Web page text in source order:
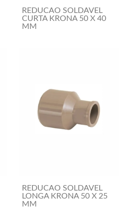
REDUCAO SOLDAVEL
CURTA KRONA 50 X 40
MM
REDUCAO SOLDAVEL
LONGA KRONA 50 X 25
MM